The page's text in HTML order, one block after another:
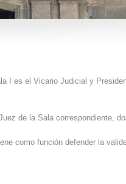
I es el Vicario Judicial y
de la Sala correspondiente,
como función defender la